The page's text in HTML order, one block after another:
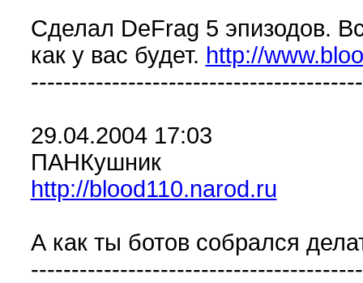
Сделал DeFrag 5 эпизодов.
как у вас будет. http://
29.04.2004 17:03
ПАНКушник
http://blood110.narod.ru
А как ты ботов собрался